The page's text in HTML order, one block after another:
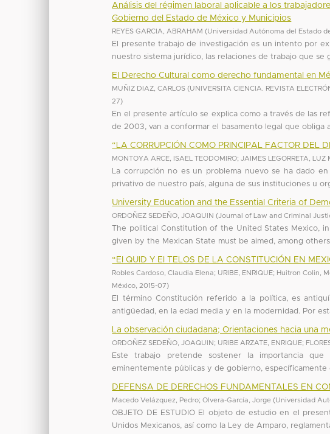
Análisis del régimen laboral aplicable a los
Gobierno del Estado de México y Municipios
REYES GARCIA, ABRAHAM (Universidad Autónoma del Estado
El presente trabajo de investigación es un intento por
nuestro sistema jurídico, las relaciones de trabajo que se
El Derecho Cultural como derecho fundamental en
MUÑIZ DIAZ, CARLOS (UNIVERSITA CIENCIA. REVISTA
27)
En el presente artículo se explica como a través de las
de 2003, van a conformar el basamento legal que obliga
“LA CORRUPCIÓN COMO PRINCIPAL FACTOR DEL
MONTOYA ARCE, ISAEL TEODOMIRO;JAIMES LEGORRETA, LUZ
La corrupción no es un problema nuevo se ha dado
privativo de nuestro país, alguna de sus instituciones u
University Education and the Essential Criteria of
ORDOÑEZ SEDEÑO, JOAQUIN (Journal of Law and Criminal
The political Constitution of the United States Mexico,
given by the Mexican State must be aimed, among
“El QUID Y El TELOS DE LA CONSTITUCIÓN EN
Robles Cardoso, Claudia Elena; URIBE, ENRIQUE; Huitron Colin,
México
2015-07)
El término Constitución referido a la política, es
antigüedad, en la edad media y en la modernidad. Por
La observación ciudadana; Orientaciones hacia una
ORDOÑEZ SEDEÑO, JOAQUIN ; URIBE ARZATE, ENRIQUE;
Este trabajo pretende sostener la importancia
eminentemente públicas y de gobierno,
DEFENSA DE DERECHOS FUNDAMENTALES EN
Macedo Velázquez, Pedro;Olvera-García, Jorge (Universidad
OBJETO DE ESTUDIO El objeto de estudio en el
Unidos Mexicanos, así como la Ley de Amparo,